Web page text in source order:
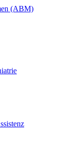
(ABM)